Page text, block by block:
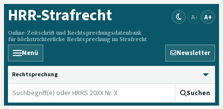
HRR-Strafrecht
Online-Zeitschrift und Rechtsprechungsdatenbank
für höchstrichterliche Rechtsprechung im Strafrecht
A- A+
Menü Newsletter
HRRS durchsuchen
Suchen